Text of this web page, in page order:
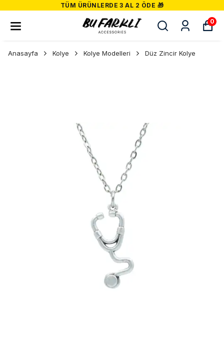
TÜM ÜRÜNLERDE 3 AL 2 ÖDE 🎁
0
Anasayfa Kolye Kolye Modelleri Düz Zincir Kolye